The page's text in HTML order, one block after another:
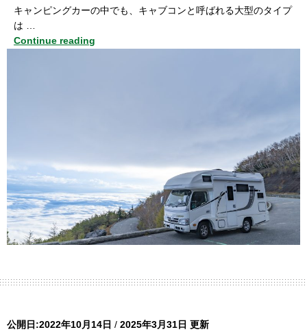
キャンピングカーの中でも、キャブコンと呼ばれる大型のタイプ
は …
Continue reading
公開日:2022年10月14日 / 2025年3月31日 更新